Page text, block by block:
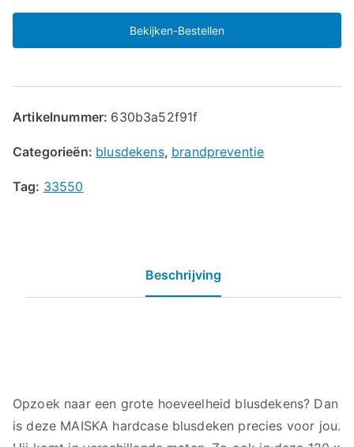
Bekijken-Bestellen
Artikelnummer: 630b3a52f91f
Categorieën: blusdekens, brandpreventie
Tag: 33550
Beschrijving
Opzoek naar een grote hoeveelheid blusdekens? Dan
is deze MAISKA hardcase blusdeken precies voor jou.